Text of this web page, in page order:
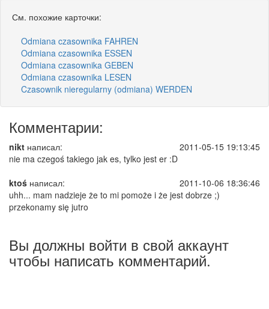
См. похожие карточки:
Odmiana czasownika FAHREN
Odmiana czasownika ESSEN
Odmiana czasownika GEBEN
Odmiana czasownika LESEN
Czasownik nieregularny (odmiana) WERDEN
Комментарии:
nikt написал:
2011-05-15 19:13:45
nie ma czegoś takiego jak es, tylko jest er :D
ktoś написал:
2011-10-06 18:36:46
uhh... mam nadzieje że to mi pomoże i że jest dobrze ;)
przekonamy się jutro
Вы должны войти в свой аккаунт
чтобы написать комментарий.